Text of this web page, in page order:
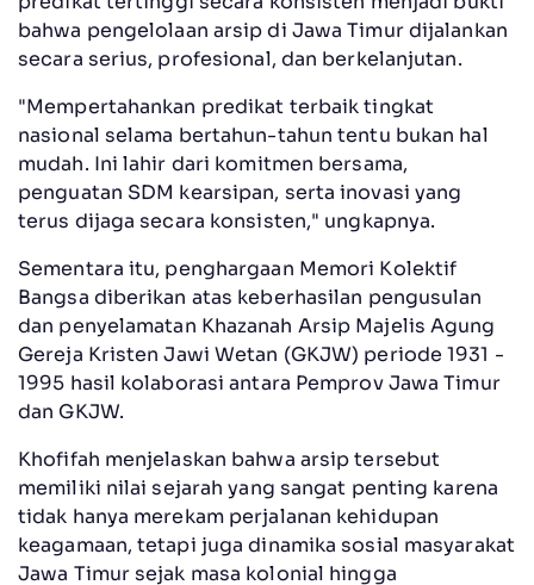
bahwa pengelolaan arsip di Jawa Timur dijalankan
secara serius, profesional, dan berkelanjutan.
"Mempertahankan predikat terbaik tingkat
nasional selama bertahun-tahun tentu bukan hal
mudah. Ini lahir dari komitmen bersama,
penguatan SDM kearsipan, serta inovasi yang
terus dijaga secara konsisten," ungkapnya.
Sementara itu, penghargaan Memori Kolektif
Bangsa diberikan atas keberhasilan pengusulan
dan penyelamatan Khazanah Arsip Majelis Agung
Gereja Kristen Jawi Wetan (GKJW) periode 1931 -
1995 hasil kolaborasi antara Pemprov Jawa Timur
dan GKJW.
Khofifah menjelaskan bahwa arsip tersebut
memiliki nilai sejarah yang sangat penting karena
tidak hanya merekam perjalanan kehidupan
keagamaan, tetapi juga dinamika sosial masyarakat
Jawa Timur sejak masa kolonial hingga